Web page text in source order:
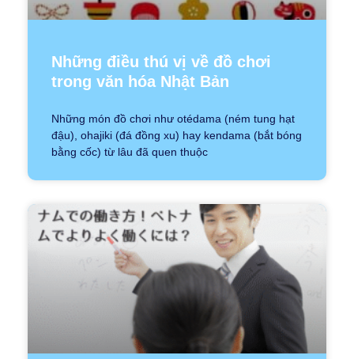
Những điều thú vị về đồ chơi
trong văn hóa Nhật Bản
Những món đồ chơi như otédama (ném tung hạt
đậu), ohajiki (đá đồng xu) hay kendama (bắt bóng
bằng cốc) từ lâu đã quen thuộc